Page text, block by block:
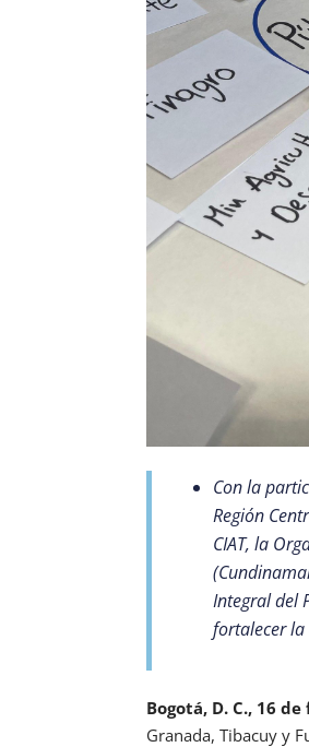
Con la
Región
CIAT, la
Integral del
fortalecer
Bogotá, D. C., 16
Granada, Tibacuy y